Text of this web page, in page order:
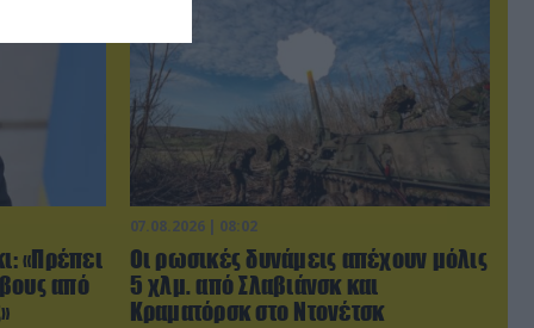
«Πρέπει
από
07.08.2026 | 08:02
Οι ρωσικές δυνάμεις απέχουν μόλις
5 χλμ. από Σλαβιάνσκ και
Κραματόρσκ στο Ντονέτσκ